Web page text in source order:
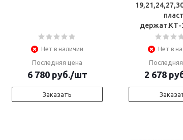
Нет в наличии
Последняя цена
6 780руб./шт
Заказать
Нет в
2 678